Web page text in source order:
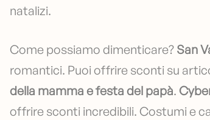
natalizi.
Come possiamo dimenticare? San
romantici. Puoi offrire sconti su
della mamma e festa del papà.
offrire sconti incredibili. Costumi e